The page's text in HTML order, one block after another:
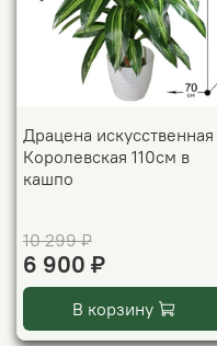
Драцена искусственная
Королевская 110см в
кашпо
10 299 ₽
6 900 ₽
В корзину